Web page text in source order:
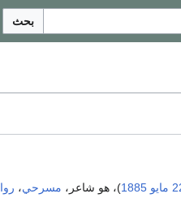
بحث
1885)، هو شاعر، مسرحي،